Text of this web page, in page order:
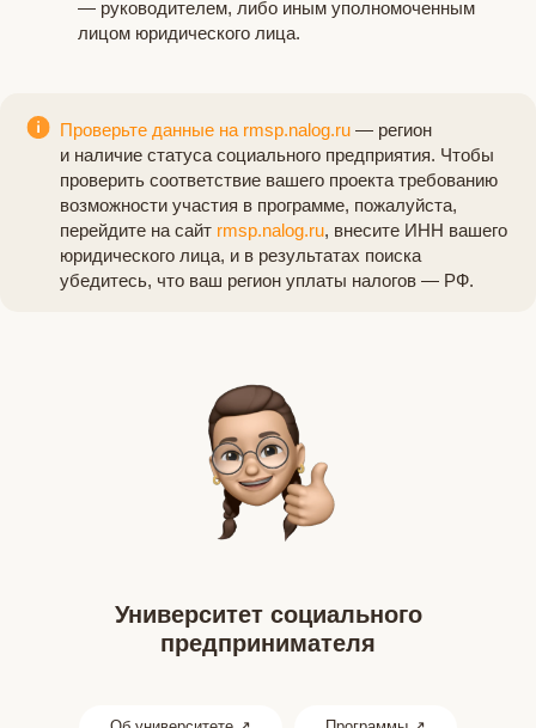
— руководителем, либо иным уполномоченным
лицом юридического лица.
Проверьте данные на rmsp.nalog.ru — регион
и наличие статуса социального предприятия. Чтобы
проверить соответствие вашего проекта требованию
возможности участия в программе, пожалуйста,
перейдите на сайт rmsp.nalog.ru, внесите ИНН вашего
юридического лица, и в результатах поиска
убедитесь, что ваш регион уплаты налогов — РФ.
Университет социального
предпринимателя